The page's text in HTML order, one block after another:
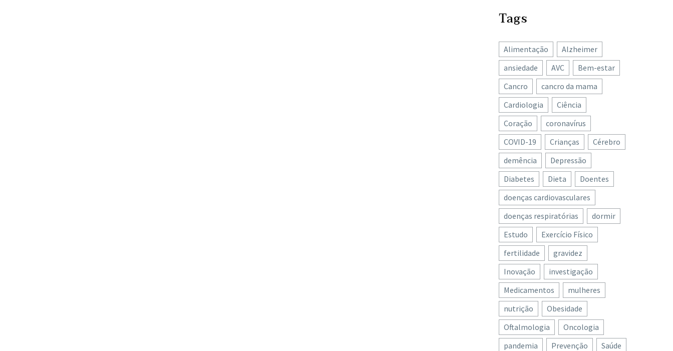
Tags
Alimentação
Alzheimer
ansiedade
AVC
Bem-estar
Cancro
cancro da mama
Cardiologia
Ciência
Coração
coronavírus
COVID-19
Crianças
Cérebro
demência
Depressão
Diabetes
Dieta
Doentes
doenças cardiovasculares
doenças respiratórias
dormir
Estudo
Exercício Físico
fertilidade
gravidez
Inovação
investigação
Medicamentos
mulheres
nutrição
Obesidade
Oftalmologia
Oncologia
pandemia
Prevenção
Saúde